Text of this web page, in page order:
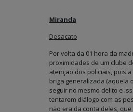
Miranda
Desacato
Por volta da 01 hora da
proximidades de um clube
atenção dos policiais, pois
briga generalizada (aquela
seguir no mesmo delito e
tentarem diálogo com as
não era da conta deles,